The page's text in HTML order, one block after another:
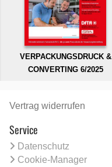
VERPACKUNGSDRUCK &
CONVERTING 6/2025
Vertrag widerrufen
Service
Datenschutz
Cookie-Manager